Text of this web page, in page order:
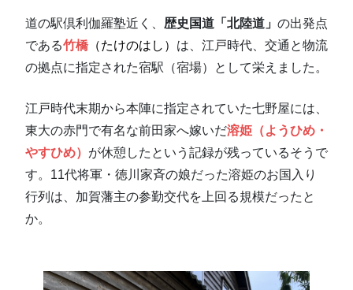
道の駅倶利伽羅塾近く、 歴史国道「北陸道」 の出発点
である竹橋 （たけのはし） は、江戸時代、交通と物流
の拠点に指定された宿駅（宿場）として栄えました。
江戸時代末期から本陣に指定されていた七野屋には、
東大の赤門で有名な前田家へ嫁いだ溶姫（ようひめ・
やすひめ） が休憩したという記録が残っているそうで
す。11代将軍・徳川家斉の娘だった溶姫のお国入り
行列は、加賀藩主の参勤交代を上回る規模だったと
か。